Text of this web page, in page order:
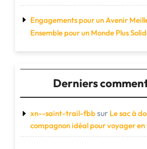
Engagements pour un Avenir
Ensemble pour un Monde Plus
Derniers
xn--saint-trail-fbbsur Le sac à
compagnon idéal pour voyager